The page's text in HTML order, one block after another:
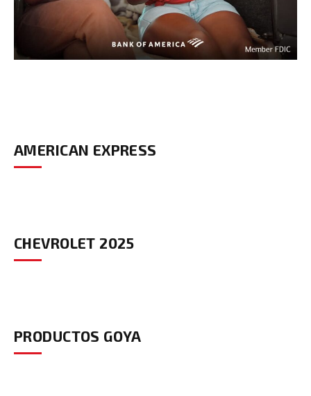
AMERICAN EXPRESS
CHEVROLET 2025
PRODUCTOS GOYA